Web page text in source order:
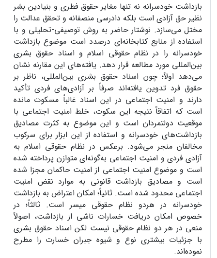
بازداشت خودسرانه نه تنها مغایر حقوق فطری و بنیادین بشر
نظیر حق آزادی است بلکه دادرسی منصفانه و تحقق عدالت را
مختل می‌سازد. نوشتار حاضر به روش توصیفی-تحلیلی و با
استفاده از منابع کتابخانه‌ای درصدد است موضوع بازداشت
خودسرانه را در نظام حقوقی اسلام و اسناد حقوق بشری
بین‌المللی مورد مطالعه قرار دهد. یافته‌های این مقارنه نشان
می‌دهد اولاً؛ چون اسناد حقوق بشری بین‌المللی، ناظر بر
حقوق فرد تدوین یافته‌اند صرفاً بر آزادی‌های فردی تأکید
دارند و امنیت اجتماعی در این اسناد غالباً مسکوت مانده
است که اتفاقاً نتیجه این سکوت، خلط امنیت اجتماعی با
موقعیت دولتمردان است و این موضوع به کثرت مصادیق
بازداشت‌های خودسرانه و استفاده از این ابزار برای سرکوب
مخالفان منجر می‌شود. برعکس در نظام حقوقی اسلام به
آزادی فردی و امنیت اجتماعی به‌گونه‌ای متوازن پرداخته شده
است و موضوع امنیت اجتماعی از امنیت حاکمان مجزا شده
است و مصادیق بازداشت قانونی به موارد نقض امنیت
اجتماعی محدود شده است. ثانیاً؛ امکان اعتراض به بازداشت
خودسرانه در هردو نظام حقوقی میسر است. ثالثاً؛ در
خصوص امکان دریافت خسارات ناشی از بازداشت، اصولاً
منعی در هر دو نظام حقوقی نیست لکن اسناد حقوق بشری
با جزئیات بیشتری نوع و شیوه جبران خسارت را مطرح
نموده‌اند.